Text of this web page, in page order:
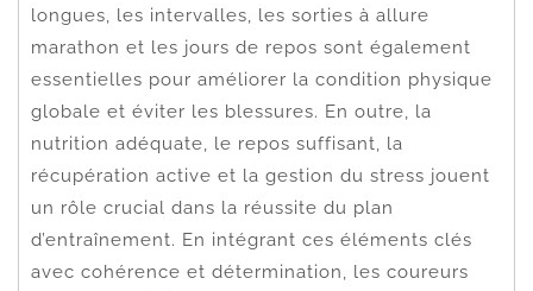
longues, les intervalles, les sorties à allure
marathon et les jours de repos sont également
essentielles pour améliorer la condition physique
globale et éviter les blessures. En outre, la
nutrition adéquate, le repos suffisant, la
récupération active et la gestion du stress jouent
un rôle crucial dans la réussite du plan
d’entraînement. En intégrant ces éléments clés
avec cohérence et détermination, les coureurs